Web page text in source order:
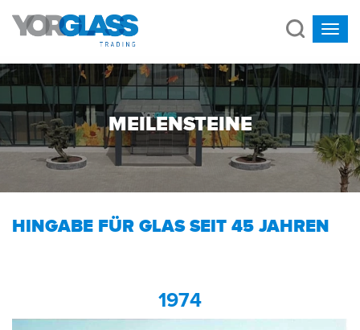
MEILENSTEINE
HINGABE FÜR GLAS SEIT 45 JAHREN
1974